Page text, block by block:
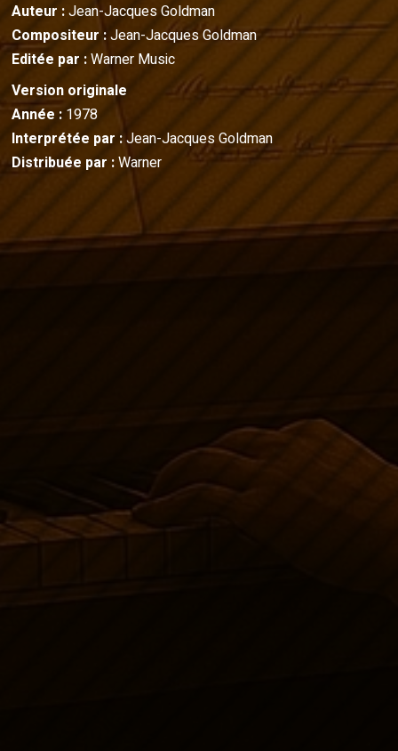
Auteur :Jean-Jacques Goldman
Compositeur :Jean-Jacques Goldman
Editée par :Warner Music
Version originale
Année :1978
Interprétée par :Jean-Jacques Goldman
Distribuée par :Warner